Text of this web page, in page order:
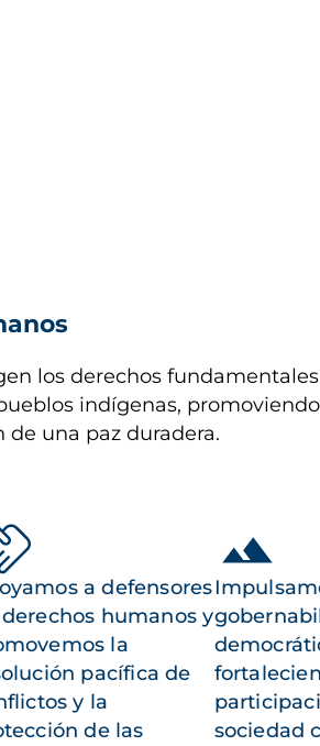
los derechos
indígenas,
una paz duradera.
a defensores
humanos y
la
pacífica de
y la
de las
sociedad